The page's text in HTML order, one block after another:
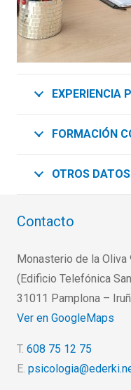
EXPERIENCIA
FORMACIÓN
OTROS
Contacto
Monasterio de la Oliva
(Edificio Telefónica
31011 Pamplona –
Ver en GoogleMaps
T. 608 75 12 75
E.